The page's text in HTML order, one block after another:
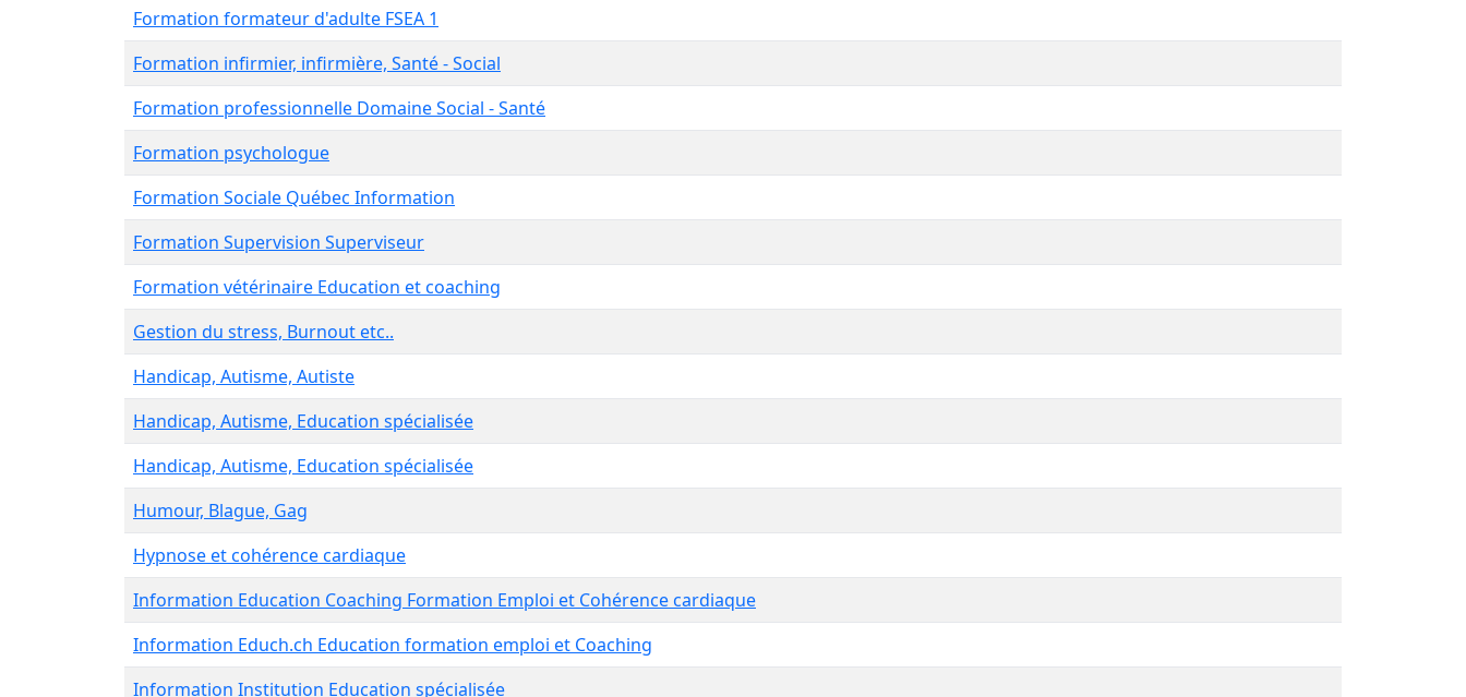
Formation formateur d'adulte FSEA 1
Formation infirmier, infirmière, Santé - Social
Formation professionnelle Domaine Social - Santé
Formation psychologue
Formation Sociale Québec Information
Formation Supervision Superviseur
Formation vétérinaire Education et coaching
Gestion du stress, Burnout etc..
Handicap, Autisme, Autiste
Handicap, Autisme, Education spécialisée
Handicap, Autisme, Education spécialisée
Humour, Blague, Gag
Hypnose et cohérence cardiaque
Information Education Coaching Formation Emploi et Cohérence cardiaque
Information Educh.ch Education formation emploi et Coaching
Information Institution Education spécialisée